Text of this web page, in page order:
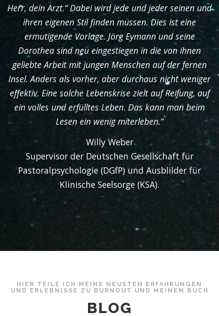
Herr, dein Arzt.“ Dabei wird jede und jeder seinen und
ihren eigenen Stil finden müssen. Dies ist eine
ermutigende Vorlage. Jörg Eymann und seine
Dorothea sind neu eingestiegen in die von ihnen
geliebte Arbeit mit jungen Menschen auf der fernen
Insel. Anders als vorher, aber durchaus nicht weniger
effektiv. Eine solche Lebenskrise zielt auf Reifung, auf
ein volles und erfülltes Leben. Das kann man beim
Lesen ein wenig miterleben.“
Willy Weber
Supervisor der Deutschen Gesellschaft für
Pastoralpsychologie (DGfP) und Ausblilder für
Klinische Seelsorge (KSA).
HIER TEILE ICH MEINE NEUSTEN ERFAHRUNGEN
UND ERLEBNISSE ZU BURNOUT UND MEINEM BUCH
BLOG